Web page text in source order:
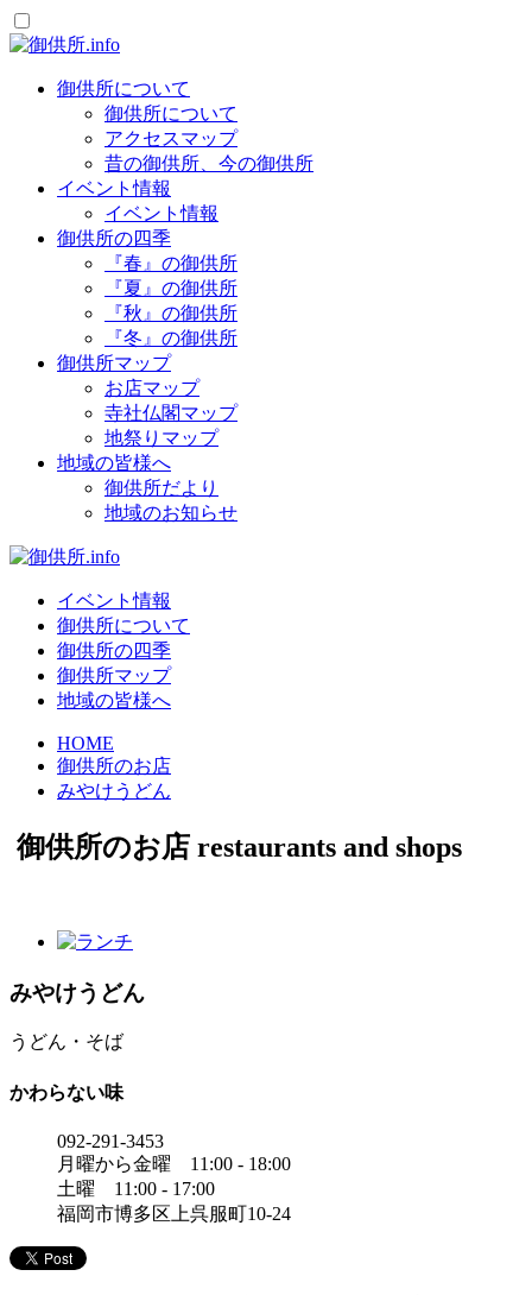
御供所について
御供所について
アクセスマップ
昔の御供所、今の御供所
イベント情報
イベント情報
御供所の四季
『春』の御供所
『夏』の御供所
『秋』の御供所
『冬』の御供所
御供所マップ
お店マップ
寺社仏閣マップ
地祭りマップ
地域の皆様へ
御供所だより
地域のお知らせ
イベント情報
御供所について
御供所の四季
御供所マップ
地域の皆様へ
HOME
御供所のお店
みやけうどん
御供所のお店 restaurants and shops
みやけうどん
うどん・そば
かわらない味
092-291-3453
月曜から金曜 11:00 - 18:00
土曜 11:00 - 17:00
福岡市博多区上呉服町10-24